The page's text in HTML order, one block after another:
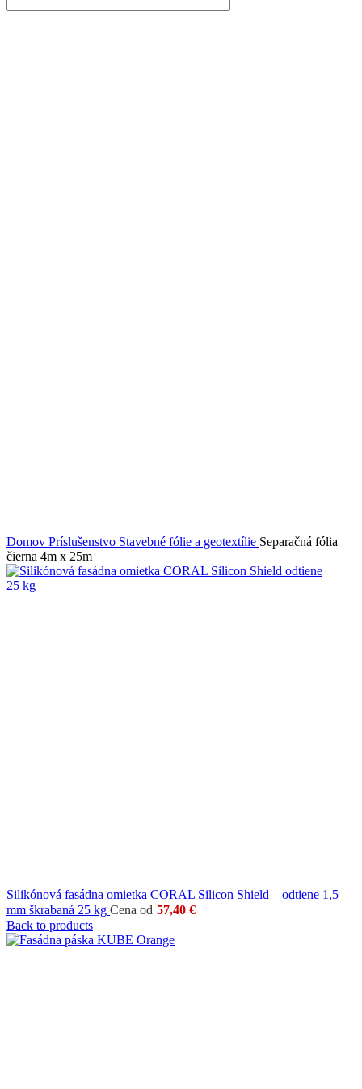
Domov Príslušenstvo Stavebné fólie a geotextílie Separačná fólia
čierna 4m x 25m
Silikónová fasádna omietka CORAL Silicon Shield – odtiene 1,5
mm škrabaná 25 kg Cena od 57,40 €
Back to products